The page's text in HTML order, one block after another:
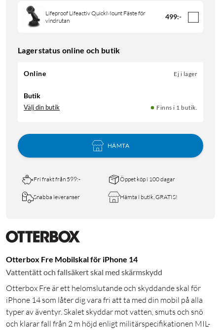
Lifeproof Lifeactiv QuickMount Fäste för
vindrutan
499:-
Lagerstatus online och butik
Online Ej i lager
Butik
Välj din butik Finns i 1 butik.
HÄMTA
Fri frakt från 599:- Öppet köp i 100 dagar
Snabba leveranser Hämta i butik, GRATIS!
Otterbox Fre Mobilskal för iPhone 14
Vattentätt och fallsäkert skal med skärmskydd
Otterbox Fre är ett helomslutande och skyddande skal för
iPhone 14 som låter dig vara fri att ta med din mobil på alla
typer av äventyr. Skalet skyddar mot vatten, smuts och snö
och klarar fall från 2 m höjd enligt militärspecifikationen MIL-